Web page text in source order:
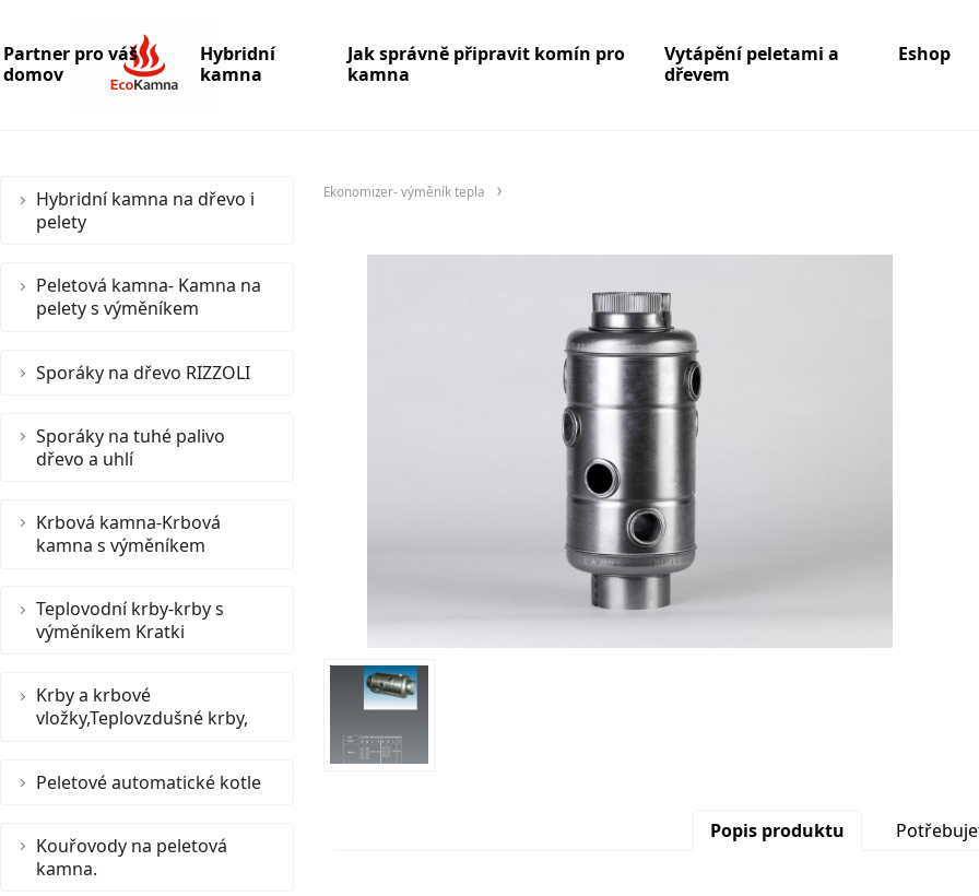
Partner pro váš
domov
Hybridní
kamna
Jak správně připravit komín pro
kamna
Vytápění peletami a
dřevem
Eshop
Hybridní kamna na dřevo i
pelety
Peletová kamna- Kamna na
pelety s výměníkem
Sporáky na dřevo RIZZOLI
Sporáky na tuhé palivo
dřevo a uhlí
Krbová kamna-Krbová
kamna s výměníkem
Teplovodní krby-krby s
výměníkem Kratki
Krby a krbové
vložky,Teplovzdušné krby,
Peletové automatické kotle
Kouřovody na peletová
kamna.
Ekonomizer- výměník tepla
Popis produktu